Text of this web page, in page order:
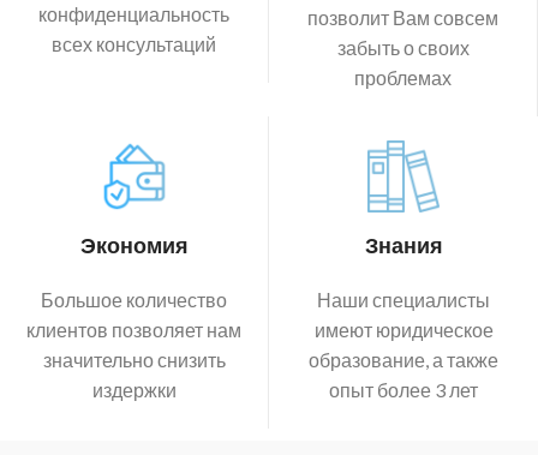
конфиденциальность
всех консультаций
позволит Вам совсем
забыть о своих
проблемах
Экономия
Большое количество
клиентов позволяет нам
значительно снизить
издержки
Знания
Наши специалисты
имеют юридическое
образование, а также
опыт более 3 лет